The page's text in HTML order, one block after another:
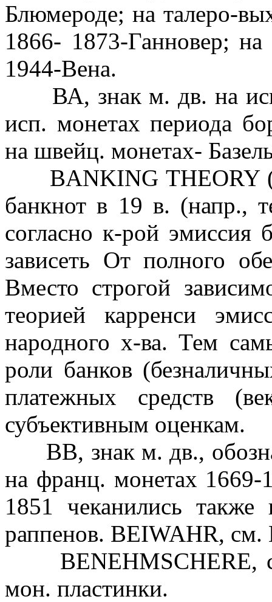
Блюмероде; на талеро-
1866- 1873-Ганновер;
1944-Вена.
ВА, знак м. дв. на
исп. монетах периода
на швейц. монетах-
BANKING THEORY
банкнот в 19 в. (напр.,
согласно к-рой эмиссия
зависеть От полного
Вместо строгой
теорией карренси
народного х-ва. Тем
роли банков
платежных средств
субъективным оценкам.
ВВ, знак м. дв.,
на франц. монетах 1669-
1851 чеканились
раппенов. BEIWAHR,
BENEHMSCHERE,
мон. пластинки.